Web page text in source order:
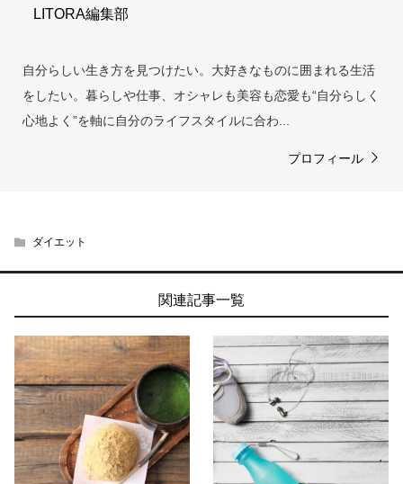
LITORA編集部
自分らしい生き方を見つけたい。大好きなものに囲まれる生活
をしたい。暮らしや仕事、オシャレも美容も恋愛も“自分らしく
心地よく”を軸に自分のライフスタイルに合わ...
プロフィール
ダイエット
関連記事一覧